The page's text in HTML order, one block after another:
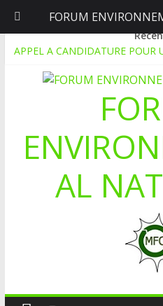
samedi,
APPEL A CANDIDATURE POUR
Le blogging au service de
Inondations : le Mali déclare
Mali-Folkecenter Nyetaa initie
À Garalo, l’Association des
le déboisement grâce au
AL
FORUM